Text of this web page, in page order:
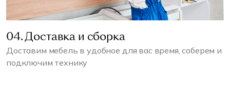
04. Доставка и сборка
Доставим мебель в удобное для вас время, соберем и
подключим технику